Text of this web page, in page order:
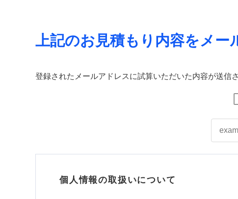
上記のお見積もり内容をメー
登録されたメールアドレスに試算いただいた内容が送信さ
個人情報の取扱いについて